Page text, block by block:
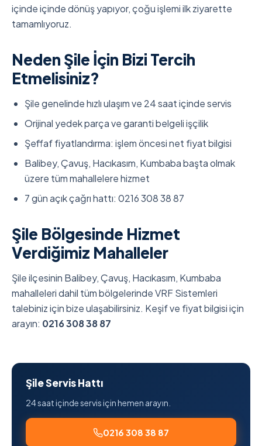
içinde içinde dönüş yapıyor, çoğu işlemi ilk ziyarette
tamamlıyoruz.
Neden Şile İçin Bizi Tercih
Etmelisiniz?
Şile genelinde hızlı ulaşım ve 24 saat içinde servis
Orijinal yedek parça ve garanti belgeli işçilik
Şeffaf fiyatlandırma: işlem öncesi net fiyat bilgisi
Balibey, Çavuş, Hacıkasım, Kumbaba başta olmak
üzere tüm mahallelere hizmet
7 gün açık çağrı hattı: 0216 308 38 87
Şile Bölgesinde Hizmet
Verdiğimiz Mahalleler
Şile ilçesinin Balibey, Çavuş, Hacıkasım, Kumbaba
mahalleleri dahil tüm bölgelerinde VRF Sistemleri
talebiniz için bize ulaşabilirsiniz. Keşif ve fiyat bilgisi için
arayın: 0216 308 38 87
Şile Servis Hattı
24 saat içinde servis için hemen arayın.
0216 308 38 87